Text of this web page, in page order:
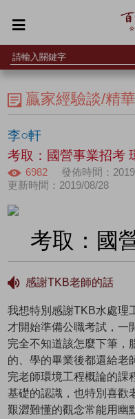
贏家經驗談/精
李○軒
考取：國營事業招考
6982
發佈時間：
更新時間：2019/08/28
考取：國
感謝TKB老師的話
我想特別感謝TKB水處理
才開始準備公職考試，一
完全不知道該怎麼下筆，
的、學的畢業後都還給老
完老師環境工程概論的課
基礎的認識，也特別喜歡
艱澀難懂的觀念常能用幽